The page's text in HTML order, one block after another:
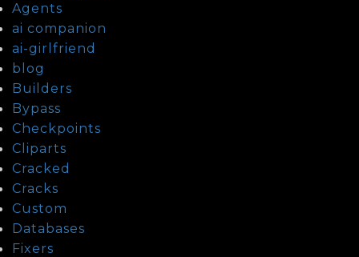
Agents
ai companion
ai-girlfriend
blog
Builders
Bypass
Checkpoints
Cliparts
Cracked
Cracks
Custom
Databases
Fixers